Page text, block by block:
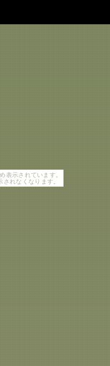
表示されています。
れなくなります。